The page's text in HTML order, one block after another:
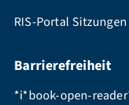
RIS-Portal Sitzungen
Barrierefreiheit
*i*book-open-